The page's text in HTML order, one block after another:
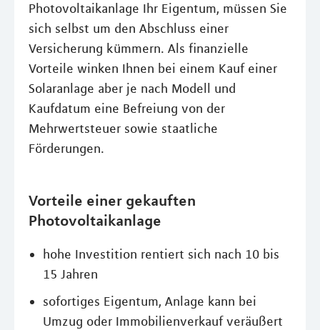
Photovoltaikanlage Ihr Eigentum, müssen Sie
sich selbst um den Abschluss einer
Versicherung kümmern. Als finanzielle
Vorteile winken Ihnen bei einem Kauf einer
Solaranlage aber je nach Modell und
Kaufdatum eine Befreiung von der
Mehrwertsteuer sowie staatliche
Förderungen.
Vorteile einer gekauften
Photovoltaikanlage
hohe Investition rentiert sich nach 10 bis
15 Jahren
sofortiges Eigentum, Anlage kann bei
Umzug oder Immobilienverkauf veräußert